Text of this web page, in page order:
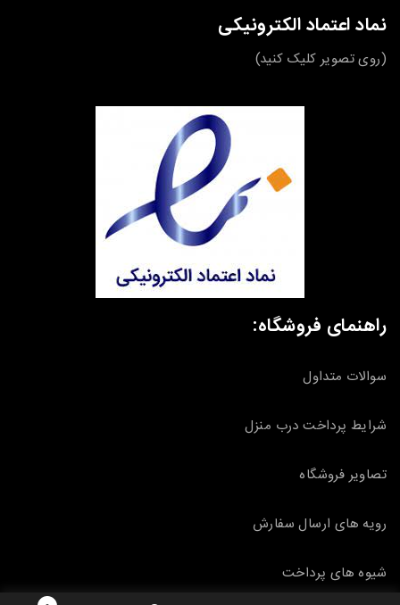
نماد اعتماد الکترونیکی
(روی تصویر کلیک کنید)
راهنمای فروشگاه:
سوالات متداول
شرایط پرداخت درب منزل
تصاویر فروشگاه
رویه های ارسال سفارش
شیوه های پرداخت